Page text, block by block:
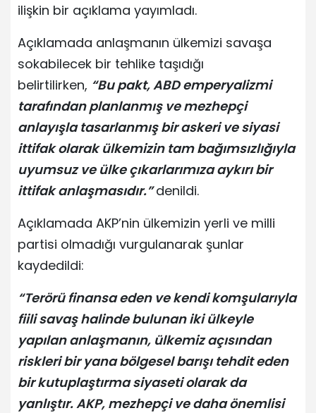
ilişkin bir açıklama yayımladı.
Açıklamada anlaşmanın ülkemizi savaşa
sokabilecek bir tehlike taşıdığı
belirtilirken, “Bu pakt, ABD emperyalizmi
tarafından planlanmış ve mezhepçi
anlayışla tasarlanmış bir askeri ve siyasi
ittifak olarak ülkemizin tam bağımsızlığıyla
uyumsuz ve ülke çıkarlarımıza aykırı bir
ittifak anlaşmasıdır.” denildi.
Açıklamada AKP’nin ülkemizin yerli ve milli
partisi olmadığı vurgulanarak şunlar
kaydedildi:
“Terörü finansa eden ve kendi komşularıyla
fiili savaş halinde bulunan iki ülkeyle
yapılan anlaşmanın, ülkemiz açısından
riskleri bir yana bölgesel barışı tehdit eden
bir kutuplaştırma siyaseti olarak da
yanlıştır. AKP, mezhepçi ve daha önemlisi